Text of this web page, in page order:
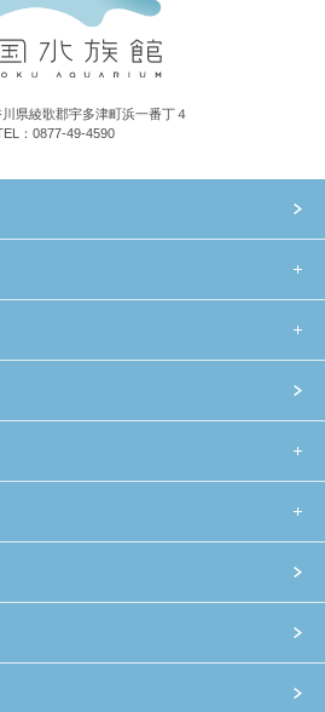
県綾歌郡宇多津町浜一番丁４
：0877-49-4590